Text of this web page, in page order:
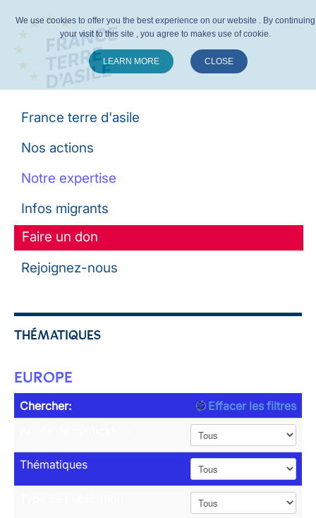
France terre d'asile
Nos actions
Notre expertise
Infos migrants
Faire un don
Rejoignez-nous
THÉMATIQUES
EUROPE
Chercher:
Effacer les filtres
Thématiques
We use cookies to offer you the best experience on our website . By continuing
your visit to this site , you agree to makes use of cookie.
LEARN MORE CLOSE